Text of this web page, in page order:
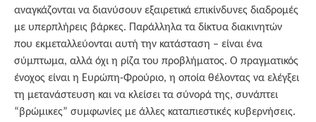
αναγκάζονται να διανύσουν εξαιρετικά επικίνδυνες διαδρομές
με υπερπλήρεις βάρκες. Παράλληλα τα δίκτυα διακινητών
που εκμεταλλεύονται αυτή την κατάσταση – είναι ένα
σύμπτωμα, αλλά όχι η ρίζα του προβλήματος. Ο πραγματικός
ένοχος είναι η Ευρώπη-Φρούριο, η οποία θέλοντας να ελέγξει
τη μετανάστευση και να κλείσει τα σύνορά της, συνάπτει
“βρώμικες” συμφωνίες με άλλες καταπιεστικές κυβερνήσεις.